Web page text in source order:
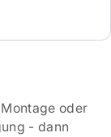
oder
- dann